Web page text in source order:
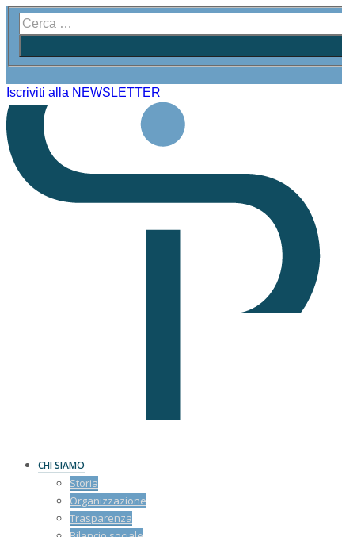
Iscriviti alla NEWSLETTER
CHI SIAMO
Storia
Organizzazione
Trasparenza